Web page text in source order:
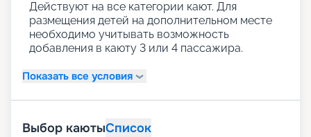
Действуют на все категории кают. Для
размещения детей на дополнительном месте
необходимо учитывать возможность
добавления в каюту 3 или 4 пассажира.
Показать все условия
Выбор каютыСписок